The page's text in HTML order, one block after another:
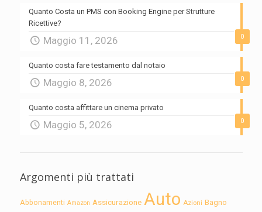
0
Quanto Costa un PMS con Booking Engine per Strutture
Ricettive?
Maggio 11, 2026
0
Quanto costa fare testamento dal notaio
Maggio 8, 2026
0
Quanto costa affittare un cinema privato
Maggio 5, 2026
Argomenti più trattati
Abbonamenti Amazon Assicurazione Auto Azioni Bagno